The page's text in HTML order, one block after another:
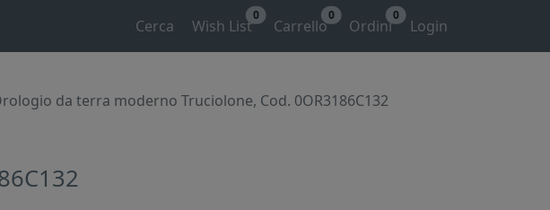
Cerca Wish List
0
Carrello
0
Ordini
0
Login
da terra moderno Truciolone, Cod. 0OR3186C132